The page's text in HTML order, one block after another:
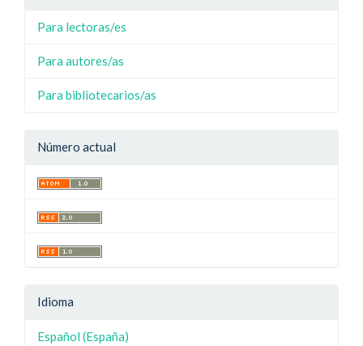
Para lectoras/es
Para autores/as
Para bibliotecarios/as
Número actual
Idioma
Español (España)